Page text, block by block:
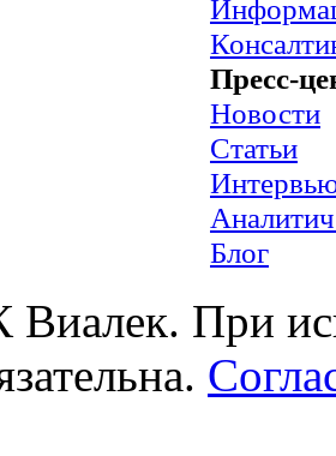
Пресс-
Новости
Статьи
Блог
При